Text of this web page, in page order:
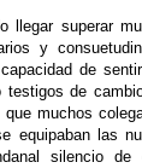
llegar superar
y
de
testigos de
que muchos
equipaban las
silencio de